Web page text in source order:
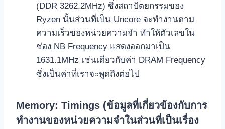
(DDR 3262.2MHz) ซึ่งสถาปัตยกรรมของ
Ryzen นั้นส่วนที่เป็น Uncore จะทำงานตาม
ความเร็วของหน่วยความจำ ทำให้ตัวเลขใน
ช่อง NB Frequency แสดงออกมาเป็น
1631.1MHz เช่นเดียวกับค่า DRAM Frequency
ซึ่งเป็นค่าที่เราจะพูดถึงต่อไป
Memory: Timings (ข้อมูลที่เกี่ยวข้องกับการ
ทำงานของหน่วยความจำในส่วนที่เป็นเรื่อง